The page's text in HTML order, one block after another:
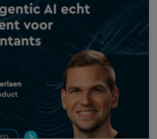
weinig fouten veroorloven in
Het gaat dus niet louter om
wel om de vraag of een
professioneel achter de
software kan staan. In de
moet je
afleggen als een
twijfel wordt getrokken. Die
verdwijnt niet
bij betrokken was. Het